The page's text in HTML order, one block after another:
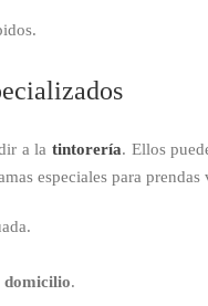
a la tintorería. Ellos
especiales para prendas
domicilio.